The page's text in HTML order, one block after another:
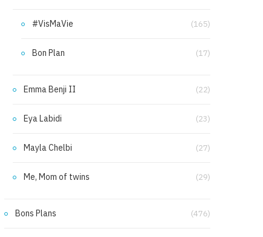
#VisMaVie (165)
Bon Plan (17)
Emma Benji II (22)
Eya Labidi (23)
Mayla Chelbi (27)
Me, Mom of twins (29)
Bons Plans (476)